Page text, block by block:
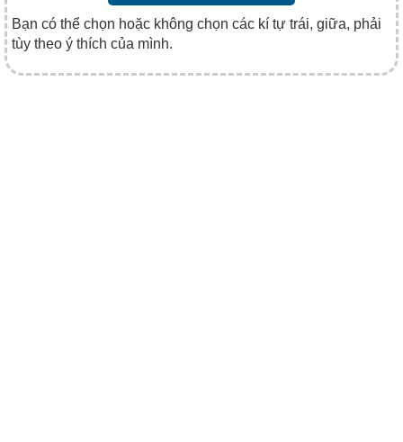
Bạn có thể chọn hoặc không chọn các kí tự trái, giữa, phải
tùy theo ý thích của mình.